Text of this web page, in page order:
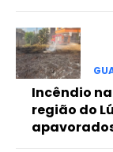
Free
Included for
Etiam est
Incêndio
região do